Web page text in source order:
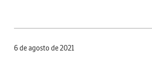
6 de agosto de 2021